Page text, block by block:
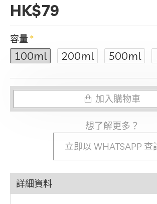
HK$79
容量
100ml 200ml 500ml
加入購物車
想了解更多？
立即以 WHATSAPP 查
詳細資料